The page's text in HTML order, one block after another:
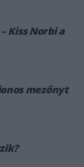
Kiss Norbi a
mezőnyt